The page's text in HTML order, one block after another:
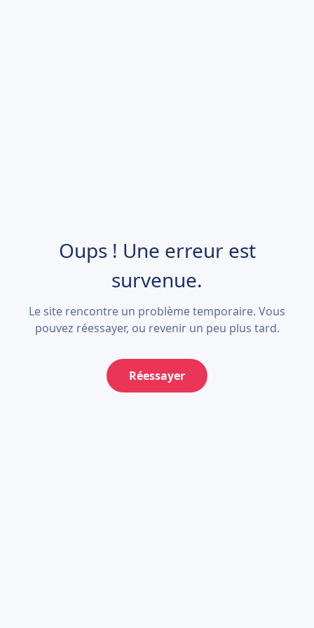
Oups ! Une erreur est
survenue.
Le site rencontre un problème temporaire. Vous
pouvez réessayer, ou revenir un peu plus tard.
Réessayer